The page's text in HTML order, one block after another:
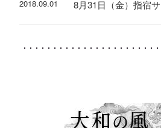
2018.09.01 8月31日（金）指宿